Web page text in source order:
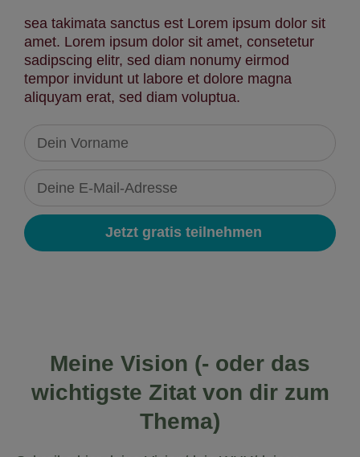
sea takimata sanctus est Lorem ipsum dolor sit
amet. Lorem ipsum dolor sit amet, consetetur
sadipscing elitr, sed diam nonumy eirmod
tempor invidunt ut labore et dolore magna
aliquyam erat, sed diam voluptua.
Meine Vision (- oder das
wichtigste Zitat von dir zum
Thema)